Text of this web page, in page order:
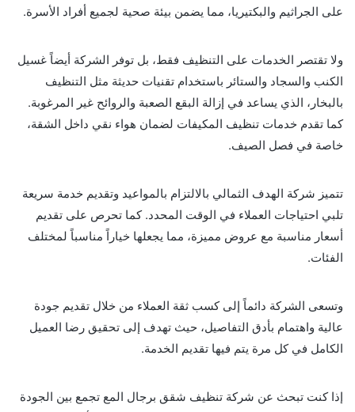
على الجراثيم والبكتيريا، مما يضمن بيئة صحية لجميع أفراد الأسرة.
ولا تقتصر الخدمات على التنظيف فقط، بل توفر الشركة أيضاً غسيل
الكنب والسجاد والستائر باستخدام تقنيات حديثة مثل التنظيف
بالبخار، الذي يساعد في إزالة البقع الصعبة والروائح غير المرغوبة.
كما تقدم خدمات تنظيف المكيفات لضمان هواء نقي داخل الشقة،
خاصة في فصل الصيف.
تتميز شركة الهدف الثمالي بالالتزام بالمواعيد وتقديم خدمة سريعة
تلبي احتياجات العملاء في الوقت المحدد. كما تحرص على تقديم
أسعار مناسبة مع عروض مميزة، مما يجعلها خياراً مناسباً لمختلف
الفئات.
وتسعى الشركة دائماً إلى كسب ثقة العملاء من خلال تقديم جودة
عالية واهتمام بأدق التفاصيل، حيث تهدف إلى تحقيق رضا العميل
الكامل في كل مرة يتم فيها تقديم الخدمة.
إذا كنت تبحث عن شركة تنظيف شقق برجال المع تجمع بين الجودة